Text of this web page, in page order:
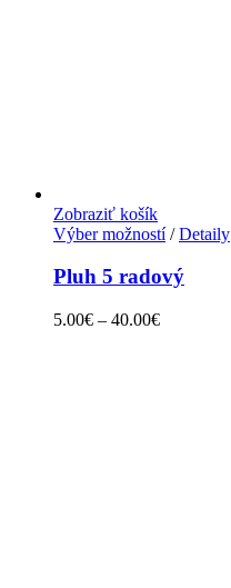
Zobraziť košík
Výber možností/ Detaily
Pluh 5 radový
5.00€ – 40.00€